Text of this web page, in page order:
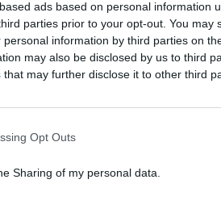
ads based on personal information
parties prior to your opt-out. You may
information by third parties on
may also be disclosed by us to third
that may further disclose it to other third
Opt Outs
Sharing of my personal data.